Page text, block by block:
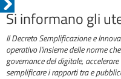
Si informano gli
Il Decreto Semplificazione e
operativo l'insieme delle norme
governance del digitale,
semplificare i rapporti tra e